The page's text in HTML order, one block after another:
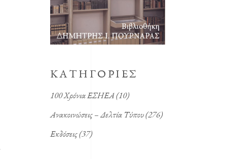
KΑΤΗΓΟΡΙΕΣ
100 Χρόνια ΕΣΗΕΑ(10)
Ανακοινώσεις – Δελτία Τύπου(276)
Εκδόσεις(37)